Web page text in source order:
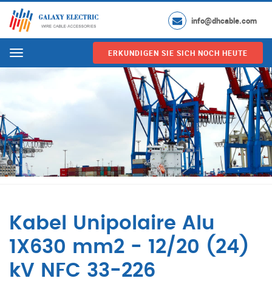
info@dhcable.com
Menu ERKUNDIGEN SIE SICH NOCH HEUTE
Kabel Unipolaire Alu
1X630 mm2 - 12/20 (24)
kV NFC 33-226